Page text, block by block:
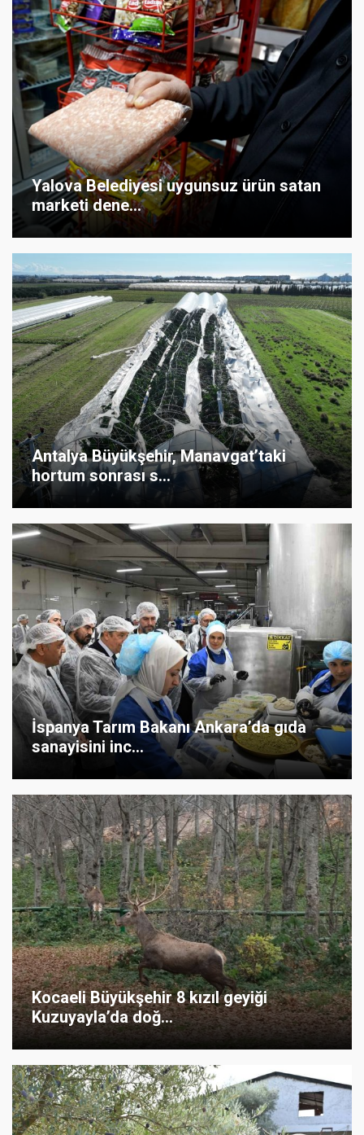
Yalova Belediyesi uygunsuz ürün satan
marketi dene...
Antalya Büyükşehir, Manavgat’taki
hortum sonrası s...
İspanya Tarım Bakanı Ankara’da gıda
sanayisini inc...
Kocaeli Büyükşehir 8 kızıl geyiği
Kuzuyayla’da doğ...